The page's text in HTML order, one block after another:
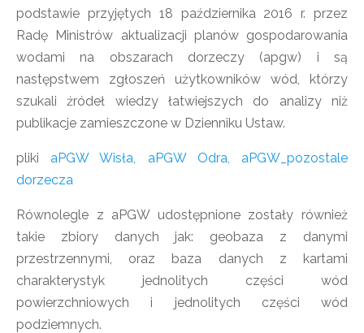
podstawie przyjętych 18 października 2016 r. przez
Radę Ministrów aktualizacji planów gospodarowania
wodami na obszarach dorzeczy (apgw) i są
następstwem zgłoszeń użytkowników wód, którzy
szukali źródeł wiedzy łatwiejszych do analizy niż
publikacje zamieszczone w Dzienniku Ustaw.
plikiaPGW Wisła, aPGW Odra, aPGW_pozostale
dorzecza
Równolegle z aPGW udostępnione zostały również
takie zbiory danych jak: geobaza z danymi
przestrzennymi, oraz baza danych z kartami
charakterystyk jednolitych części wód
powierzchniowych i jednolitych części wód
podziemnych.